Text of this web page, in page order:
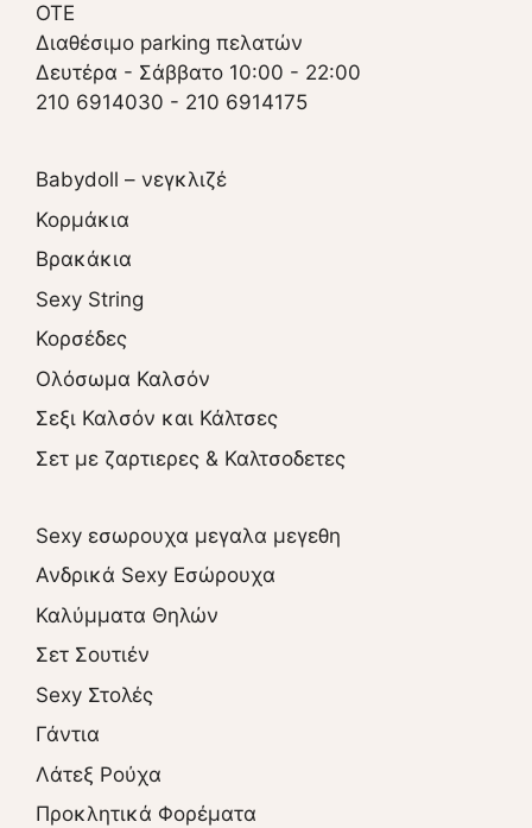
ΟΤΕ
Διαθέσιμο parking πελατών
Δευτέρα - Σάββατο 10:00 - 22:00
210 6914030 - 210 6914175
Babydoll – νεγκλιζέ
Κορμάκια
Βρακάκια
Sexy String
Κορσέδες
Ολόσωμα Καλσόν
Σεξι Καλσόν και Κάλτσες
Σετ με ζαρτιερες & Καλτσοδετες
Sexy εσωρουχα μεγαλα μεγεθη
Ανδρικά Sexy Εσώρουχα
Καλύμματα Θηλών
Σετ Σουτιέν
Sexy Στολές
Γάντια
Λάτεξ Ρούχα
Προκλητικά Φορέματα